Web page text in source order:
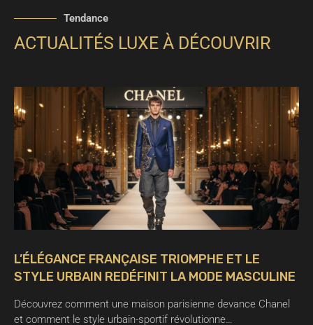
Tendance
ACTUALITÉS LUXE À DÉCOUVRIR
L’ÉLÉGANCE FRANÇAISE TRIOMPHE ET LE
STYLE URBAIN REDÉFINIT LA MODE MASCULINE
Découvrez comment une maison parisienne devance Chanel
et comment le style urbain-sportif révolutionne…